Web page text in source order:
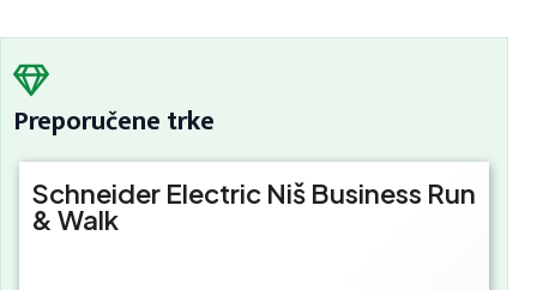
Preporučene trke
Schneider Electric Niš Business Run
& Walk